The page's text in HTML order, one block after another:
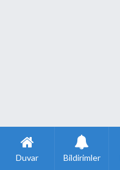
Duvar Bildirimler